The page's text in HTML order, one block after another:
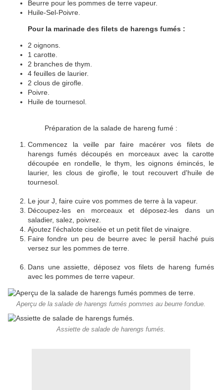
Beurre pour les pommes de terre vapeur.
Huile-Sel-Poivre.
Pour la marinade des filets de harengs fumés :
2 oignons.
1 carotte.
2 branches de thym.
4 feuilles de laurier.
2 clous de girofle.
Poivre.
Huile de tournesol.
Préparation de la salade de hareng fumé :
Commencez la veille par faire macérer vos filets de
harengs fumés découpés en morceaux avec la carotte
découpée en rondelle, le thym, les oignons émincés, le
laurier, les clous de girofle, le tout recouvert d'huile de
tournesol.
Le jour J, faire cuire vos pommes de terre à la vapeur.
Découpez-les en morceaux et déposez-les dans un
saladier, salez, poivrez.
Ajoutez l'échalote ciselée et un petit filet de vinaigre.
Faire fondre un peu de beurre avec le persil haché puis
versez sur les pommes de terre.
Dans une assiette, déposez vos filets de hareng fumés
avec les pommes de terre vapeur.
Aperçu de la salade de harengs fumés pommes au beurre fondue.
Assiette de salade de harengs fumés.